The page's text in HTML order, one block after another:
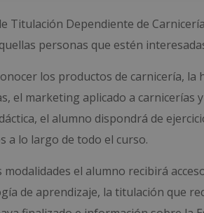
Titulación Dependiente de
personas que estén
los productos de carnicería, la
el marketing aplicado a carnicerías
el alumno dispondrá de
a lo largo de todo el curso.
modalidades el alumno recibirá
de aprendizaje, la titulación que